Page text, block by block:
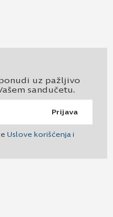
uz pažljivo
sandučetu.
Prijava
Uslove korišćenja i